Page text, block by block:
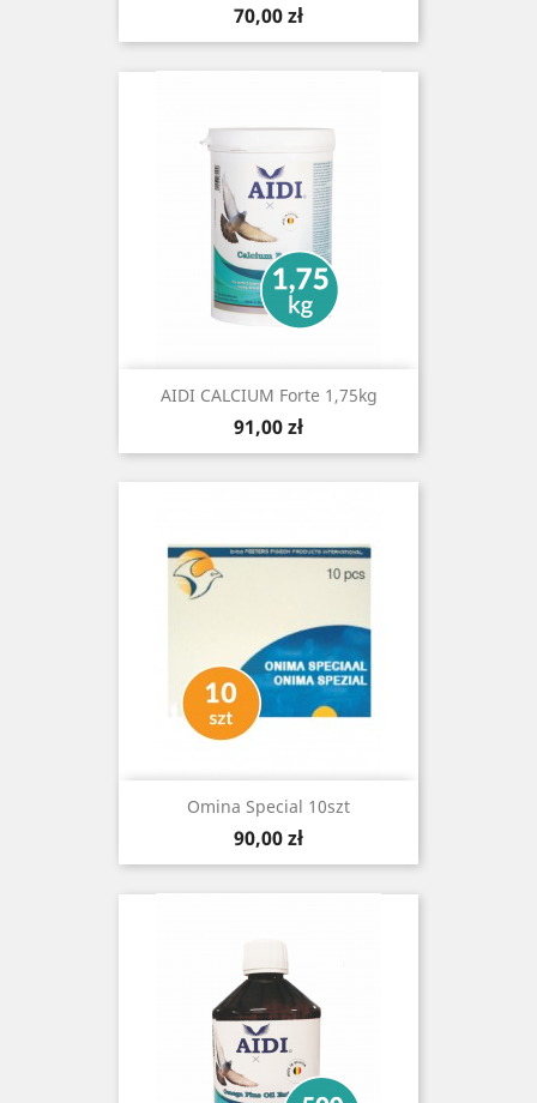
Cena
70,00 zł
AIDI CALCIUM Forte 1,75kg
Cena
91,00 zł
Omina Special 10szt
Cena
90,00 zł